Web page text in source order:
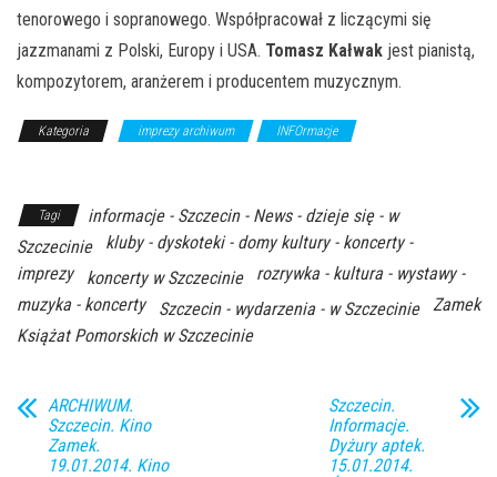
tenorowego i sopranowego. Współpracował z liczącymi się
jazzmanami z Polski, Europy i USA. Tomasz Kałwak jest pianistą,
kompozytorem, aranżerem i producentem muzycznym.
Kategoria imprezy archiwum INFOrmacje
Tagi
informacje - Szczecin - News - dzieje się - w
Szczecinie
kluby - dyskoteki - domy kultury - koncerty -
imprezy
koncerty w Szczecinie
rozrywka - kultura - wystawy -
muzyka - koncerty
Szczecin - wydarzenia - w Szczecinie
Zamek
Książat Pomorskich w Szczecinie
ARCHIWUM.
Szczecin. Kino
Zamek.
19.01.2014. Kino
Szczecin.
Informacje.
Dyżury aptek.
15.01.2014.